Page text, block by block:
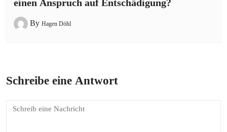
einen Anspruch auf Entschädigung?
By Hagen Döhl
Schreibe eine Antwort